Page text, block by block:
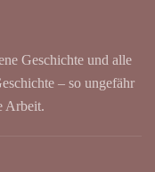
Geschichte und alle
– so ungefähr
Arbeit.